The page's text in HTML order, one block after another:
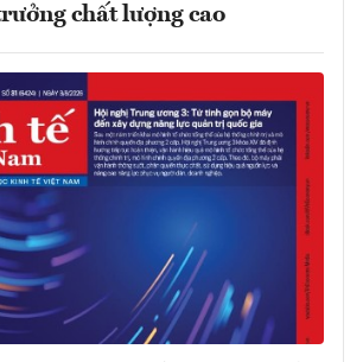
chất lượng cao